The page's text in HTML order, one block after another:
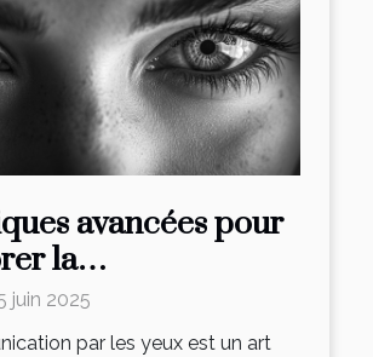
avancées pour
la
par les
juin 2025
par les yeux est un art